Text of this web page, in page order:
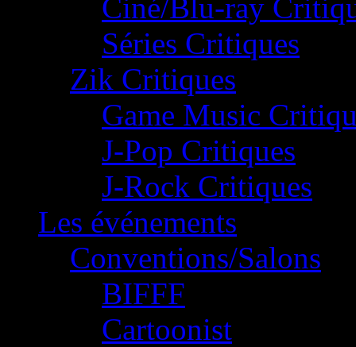
Ciné/Blu-ray
Séries Critiques
Zik Critiques
Game Music
J-Pop Critiques
J-Rock Critiques
Les événements
Conventions/Salons
BIFFF
Cartoonist